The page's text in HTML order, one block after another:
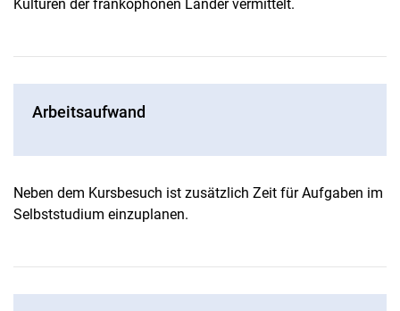
Kulturen der frankophonen Länder vermittelt.
Arbeitsaufwand
Neben dem Kursbesuch ist zusätzlich Zeit für Aufgaben im
Selbststudium einzuplanen.